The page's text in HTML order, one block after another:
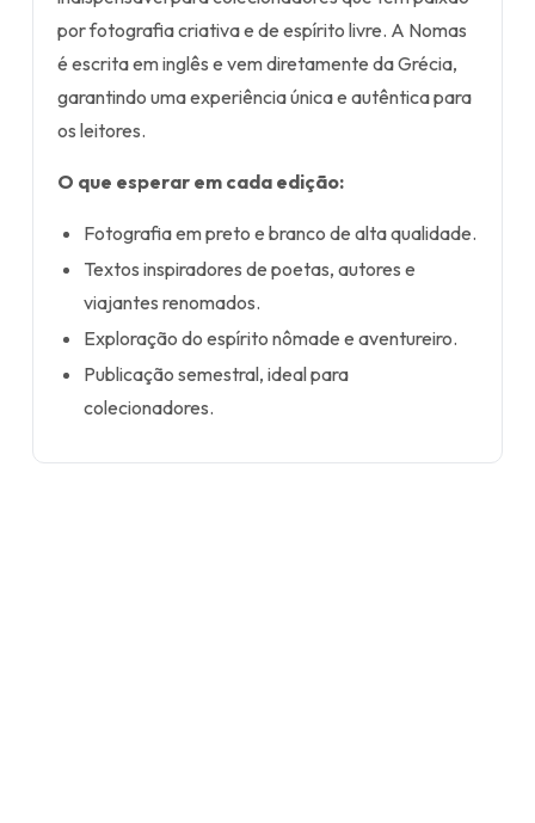
por fotografia criativa e de espírito livre. A Nomas
é escrita em inglês e vem diretamente da Grécia,
garantindo uma experiência única e autêntica para
os leitores.
O que esperar em cada edição:
Fotografia em preto e branco de alta qualidade.
Textos inspiradores de poetas, autores e
viajantes renomados.
Exploração do espírito nômade e aventureiro.
Publicação semestral, ideal para
colecionadores.